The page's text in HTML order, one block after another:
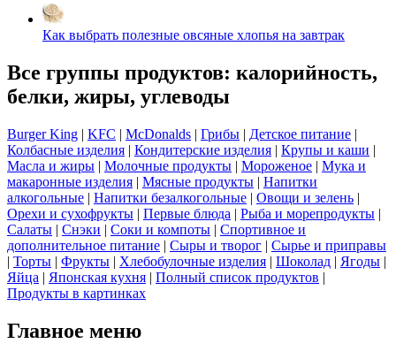
Как выбрать полезные овсяные хлопья на завтрак
Все группы продуктов: калорийность,
белки, жиры, углеводы
Burger King | KFC | McDonalds | Грибы | Детское питание |
Колбасные изделия | Кондитерские изделия | Крупы и каши |
Масла и жиры | Молочные продукты | Мороженое | Мука и
макаронные изделия | Мясные продукты | Напитки
алкогольные | Напитки безалкогольные | Овощи и зелень |
Орехи и сухофрукты | Первые блюда | Рыба и морепродукты |
Салаты | Снэки | Соки и компоты | Спортивное и
дополнительное питание | Сыры и творог | Сырье и приправы
| Торты | Фрукты | Хлебобулочные изделия | Шоколад | Ягоды |
Яйца | Японская кухня | Полный список продуктов |
Продукты в картинках
Главное меню